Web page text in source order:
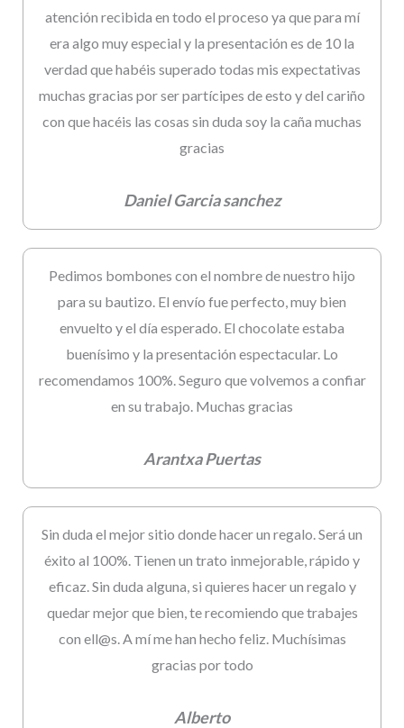
atención recibida en todo el proceso ya que para mí
era algo muy especial y la presentación es de 10 la
verdad que habéis superado todas mis expectativas
muchas gracias por ser partícipes de esto y del cariño
con que hacéis las cosas sin duda soy la caña muchas
gracias
Daniel Garcia sanchez
Pedimos bombones con el nombre de nuestro hijo
para su bautizo. El envío fue perfecto, muy bien
envuelto y el día esperado. El chocolate estaba
buenísimo y la presentación espectacular. Lo
recomendamos 100%. Seguro que volvemos a confiar
en su trabajo. Muchas gracias
Arantxa Puertas
Sin duda el mejor sitio donde hacer un regalo. Será un
éxito al 100%. Tienen un trato inmejorable, rápido y
eficaz. Sin duda alguna, si quieres hacer un regalo y
quedar mejor que bien, te recomiendo que trabajes
con ell@s. A mí me han hecho feliz. Muchísimas
gracias por todo
Alberto